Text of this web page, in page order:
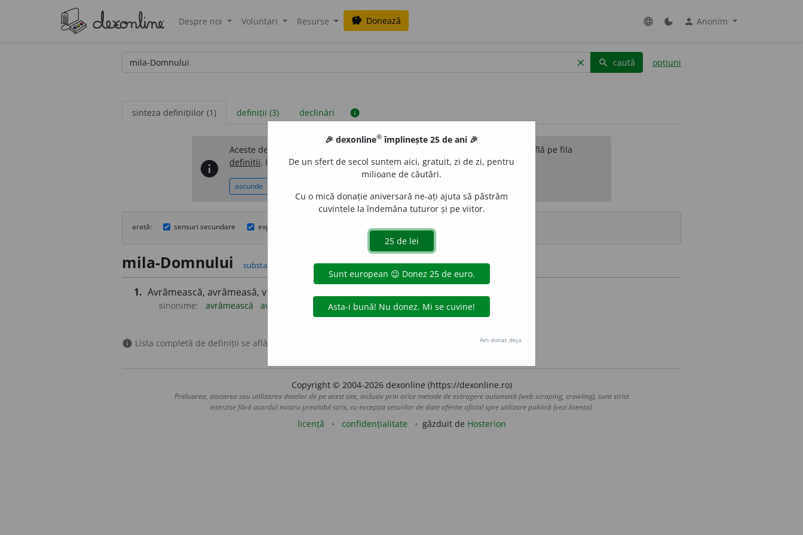
Despre noi Voluntari Resurse savings Donează language dark_mode person Anonim
clear search caută opțiuni
sinteza definițiilor (1) definiții (3) declinări info
info
Aceste definiții sunt compilate de echipa dexonline. Definițiile originale se află pe fila
definiții. Puteți reordona filele pe pagina depreferințe.
ascunde
arată: sensuri secundare expresii surse
mila-Domnului substantiv feminin articulat
1. Avrămească, avrămeasă, veninariță.
sinonime: avrămească avrămeasă veninariță
info Lista completă de definiții se află pe fila
Copyright © 2004-2026 dexonline (https://dexonline.ro)
Preluarea, stocarea sau utilizarea datelor de pe acest site, inclusiv prin orice metode de extragere automată (web scraping, crawling), sunt strict
interzise fără acordul nostru prealabil scris, cu excepția seturilor de date oferite oficial spre utilizare publică (vezi licența).
licență confidențialitate găzduit de Hosterion
🎉 dexonline® împlinește 25 de ani 🎉
De un sfert de secol suntem aici, gratuit, zi de zi, pentru
milioane de căutări.
Cu o mică donație aniversară ne-ați ajuta să păstrăm
cuvintele la îndemâna tuturor și pe viitor.
Am donat deja.